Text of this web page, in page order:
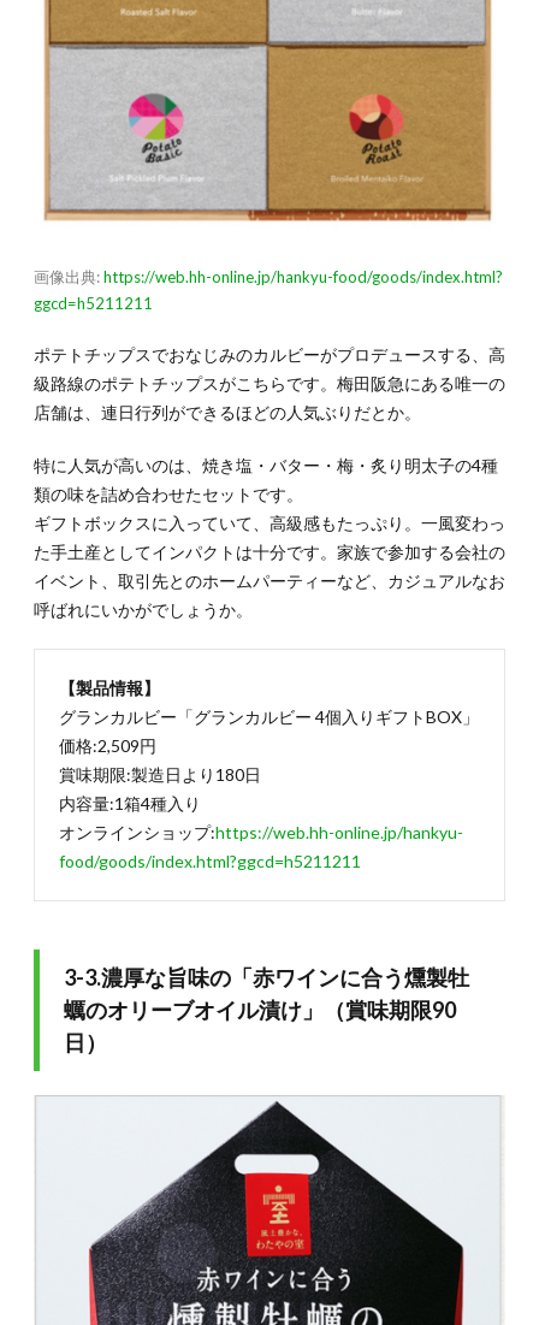
画像出典:https://web.hh-online.jp/hankyu-food/goods/index.html?
ggcd=h5211211
ポテトチップスでおなじみのカルビーがプロデュースする、高
級路線のポテトチップスがこちらです。梅田阪急にある唯一の
店舗は、連日行列ができるほどの人気ぶりだとか。
特に人気が高いのは、焼き塩・バター・梅・炙り明太子の4種
類の味を詰め合わせたセットです。
ギフトボックスに入っていて、高級感もたっぷり。一風変わっ
た手土産としてインパクトは十分です。家族で参加する会社の
イベント、取引先とのホームパーティーなど、カジュアルなお
呼ばれにいかがでしょうか。
【製品情報】
グランカルビー「グランカルビー 4個入りギフトBOX」
価格:2,509円
賞味期限:製造日より180日
内容量:1箱4種入り
オンラインショップ:https://web.hh-online.jp/hankyu-
food/goods/index.html?ggcd=h5211211
3-3.濃厚な旨味の「赤ワインに合う燻製牡
蠣のオリーブオイル漬け」（賞味期限90
日）